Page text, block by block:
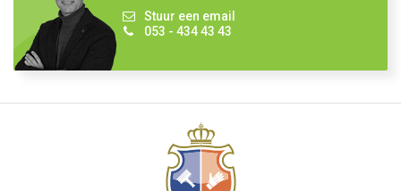
Stuur een email
053 - 434 43 43